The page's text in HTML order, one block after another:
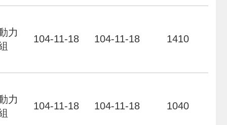
力
104-11-18 104-11-18 1410
力
104-11-18 104-11-18 1040